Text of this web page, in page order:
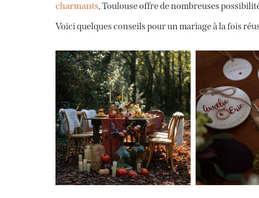
charmants, Toulouse offre de nombreuses
Voici quelques conseils pour un mariage à la fois